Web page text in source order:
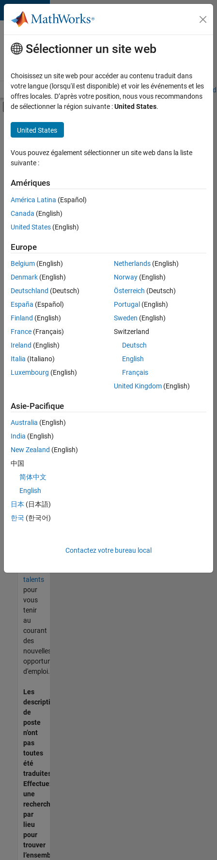
Passer au contenu
Votre
carrière
chez
Accueil Explorer nos opportunités Adresses de nos bureaux
Activer/désactiver l'affichage du menu
Contenu principal
FILTRER PAR
Programme destiné aux nouvelles carrières (EDG)
Support avancé
Ingénierie des processus logiciels
Actuellement,
aucune
offre
d'emploi
correspondant
à vos
critères
de
recherche.
Vous
pouvez
élargir
votre
recherche
ou
afficher
l’ensemble
d'emploi.
malgré
tout
vous
trouvez
pas
d'offre
corresponde
à vos
talents
pour
vous
tenir
au
courant
des
nouvelles
opportunités
d'emploi.
Les
descriptions
de
poste
n’ont
pas
toutes
été
traduites.
Effectuez
une
recherche
par
lieu
pour
trouver
l’ensemble
Sélectionner un site web
Choisissez un site web pour accéder au contenu traduit dans
votre langue (lorsqu'il est disponible) et voir les événements et les
offres locales. D’après votre position, nous vous recommandons
de sélectionner la région suivante :United States.
United States
Vous pouvez également sélectionner un site web dans la liste
suivante :
Amériques
América Latina (Español)
Canada (English)
United States (English)
Europe
Belgium (English)
Denmark (English)
Deutschland (Deutsch)
España (Español)
Finland (English)
France (Français)
Ireland (English)
Italia (Italiano)
Luxembourg (English)
Netherlands(English)
Norway(English)
Österreich (Deutsch)
Portugal (English)
Sweden (English)
Switzerland
Deutsch
English
Français
United Kingdom(English)
Asie-Pacifique
Australia (English)
India (English)
New Zealand (English)
中国
简体中文
English
日本 (日本語)
한국 (한국어)
Contactez votre bureau local